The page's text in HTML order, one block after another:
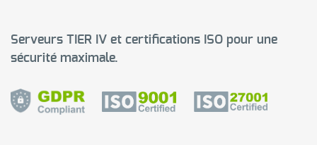
Serveurs TIER IV et certifications ISO pour une
sécurité maximale.